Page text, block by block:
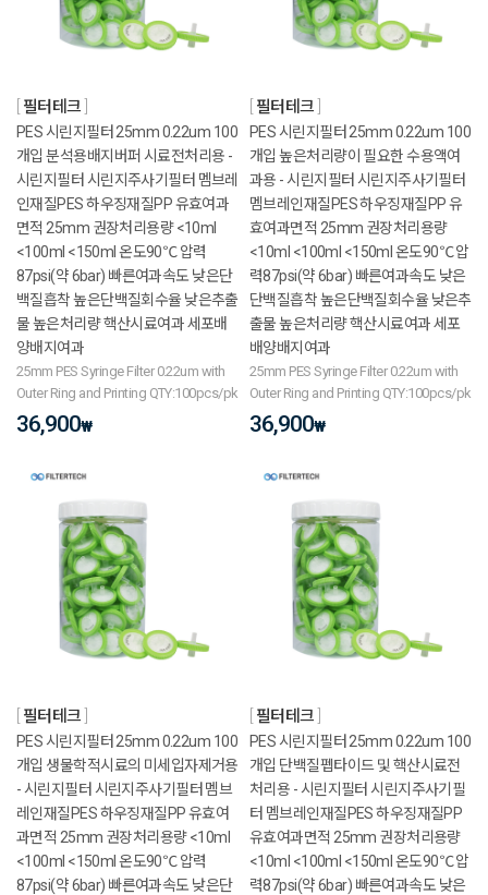
필터테크
PES 시린지필터 25mm 0.22um 100
개입 분석용배지버퍼 시료전처리용 -
시린지필터 시린지주사기필터 멤브레
인재질PES 하우징재질PP 유효여과
면적 25mm 권장처리용량 <10ml
<100ml <150ml 온도90℃ 압력
87psi(약 6bar) 빠른여과속도 낮은단
백질흡착 높은단백질회수율 낮은추출
물 높은처리량 핵산시료여과 세포배
양배지여과
25mm PES Syringe Filter 0.22um with
Outer Ring and Printing QTY:100pcs/pk
36,900₩
필터테크
PES 시린지필터 25mm 0.22um 100
개입 높은처리량이 필요한 수용액여
과용 - 시린지필터 시린지주사기필터
멤브레인재질PES 하우징재질PP 유
효여과면적 25mm 권장처리용량
<10ml <100ml <150ml 온도90℃ 압
력87psi(약 6bar) 빠른여과속도 낮은
단백질흡착 높은단백질회수율 낮은추
출물 높은처리량 핵산시료여과 세포
배양배지여과
25mm PES Syringe Filter 0.22um with
Outer Ring and Printing QTY:100pcs/pk
36,900₩
필터테크
PES 시린지필터 25mm 0.22um 100
개입 생물학적시료의 미세입자제거용
- 시린지필터 시린지주사기필터 멤브
레인재질PES 하우징재질PP 유효여
과면적 25mm 권장처리용량 <10ml
<100ml <150ml 온도90℃ 압력
87psi(약 6bar) 빠른여과속도 낮은단
필터테크
PES 시린지필터 25mm 0.22um 100
개입 단백질펩타이드 및 핵산시료전
처리용 - 시린지필터 시린지주사기필
터 멤브레인재질PES 하우징재질PP
유효여과면적 25mm 권장처리용량
<10ml <100ml <150ml 온도90℃ 압
력87psi(약 6bar) 빠른여과속도 낮은